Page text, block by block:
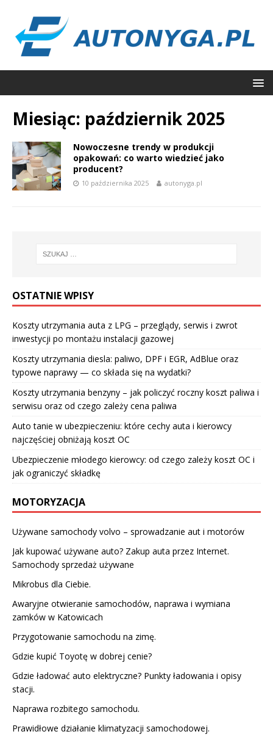
Miesiąc: październik 2025
Nowoczesne trendy w produkcji
opakowań: co warto wiedzieć jako
producent?
10 października 2025 autonyga.pl
OSTATNIE WPISY
Koszty utrzymania auta z LPG – przeglądy, serwis i zwrot
inwestycji po montażu instalacji gazowej
Koszty utrzymania diesla: paliwo, DPF i EGR, AdBlue oraz
typowe naprawy — co składa się na wydatki?
Koszty utrzymania benzyny – jak policzyć roczny koszt paliwa i
serwisu oraz od czego zależy cena paliwa
Auto tanie w ubezpieczeniu: które cechy auta i kierowcy
najczęściej obniżają koszt OC
Ubezpieczenie młodego kierowcy: od czego zależy koszt OC i
jak ograniczyć składkę
MOTORYZACJA
Używane samochody volvo – sprowadzanie aut i motorów
Jak kupować używane auto? Zakup auta przez Internet.
Samochody sprzedaż używane
Mikrobus dla Ciebie.
Awaryjne otwieranie samochodów, naprawa i wymiana
zamków w Katowicach
Przygotowanie samochodu na zimę.
Gdzie kupić Toyotę w dobrej cenie?
Gdzie ładować auto elektryczne? Punkty ładowania i opisy
stacji.
Naprawa rozbitego samochodu.
Prawidłowe działanie klimatyzacji samochodowej.